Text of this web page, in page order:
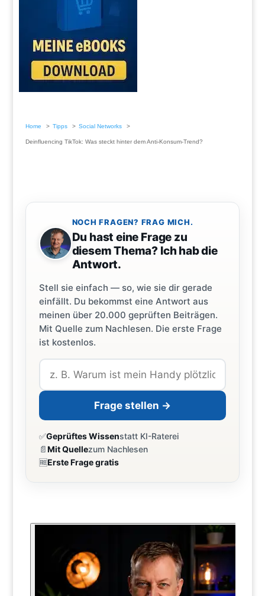
Home Tipps Social Networks
Deinfluencing TikTok: Was steckt hinter dem Anti-Konsum-Trend?
NOCH FRAGEN? FRAG MICH.
Du hast eine Frage zu
diesem Thema? Ich hab die
Antwort.
Stell sie einfach — so, wie sie dir gerade
einfällt. Du bekommst eine Antwort aus
meinen über 20.000 geprüften Beiträgen.
Mit Quelle zum Nachlesen. Die erste Frage
ist kostenlos.
Frage stellen →
✅Geprüftes Wissenstatt KI-Raterei
📄Mit Quellezum Nachlesen
🆓Erste Frage gratis